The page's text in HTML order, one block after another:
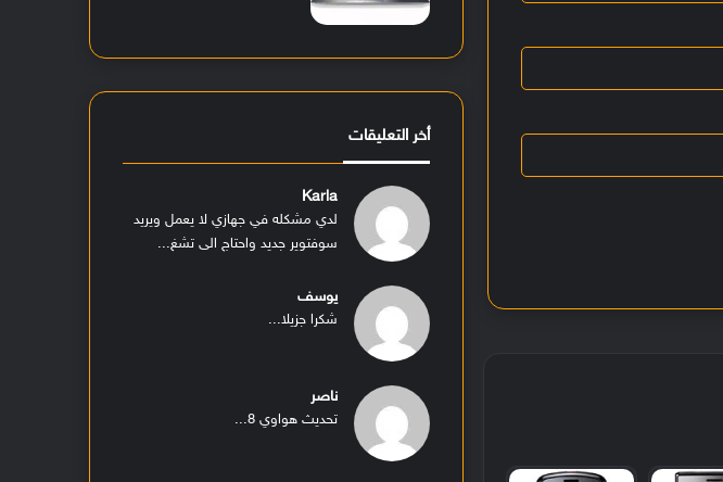
أخر التعليقات
Karla
لدي مشكله في جهازي لا يعمل ويريد
سوفتوير جديد واحتاج الى تشغ...
يوسف
شكرا جزيلا...
ناصر
تحديث هواوي 8...